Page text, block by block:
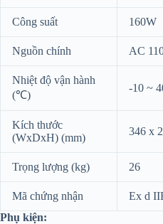
Công suất 160W
Nguồn chính AC
Nhiệt độ vận hành
(℃)
-10 ~
Kích thước
(WxDxH) (mm)
346 x
Trọng lượng (kg) 26
Mã chứng nhận
Ex d
Phụ kiện: